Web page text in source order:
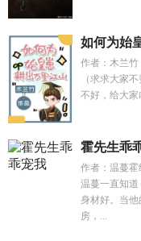
如何为始
作者：木兰竹
（求求大家
不好，给大家
霍先生乖
作者：温蔓霍
温蔓一直知
身材好。当
房，...